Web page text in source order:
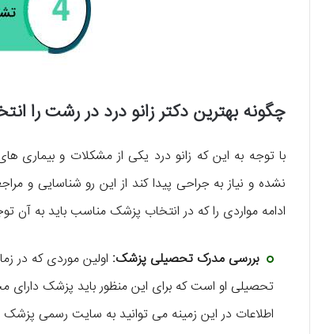
چگونه بهترین دکتر زانو درد در رشت را
با توجه به این که زانو درد یکی از مشکلات و
نشده و نیاز به جراحی پیدا کند از این رو شناسایی و
ادامه مواردی را که در انتخاب پزشک مناسب باید به آن
بررسی مدرک تحصیلی پزشک: اولین موردی که در
تحصیلی او است که برای این منظور باید پزشک دارای
اطلاعات در این زمینه می توانید به سایت رسمی پزشک